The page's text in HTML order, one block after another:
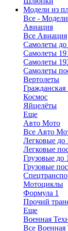
Модели из
Все - Модели
Авиация
Все Авиация
Самолеты
Самолеты
Самолеты
Самолеты
Вертолеты
Гражданская
Космос
Яйцелёты
Еще
Авто Мото
Все Авто
Легковые до
Легковые
Грузовые до
Грузовые
Мотоциклы
Формула 1
Прочий
Еще
Военная
Все Военная